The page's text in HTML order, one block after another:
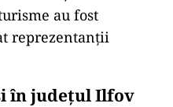
au fost
reprezentanții
în județul Ilfov